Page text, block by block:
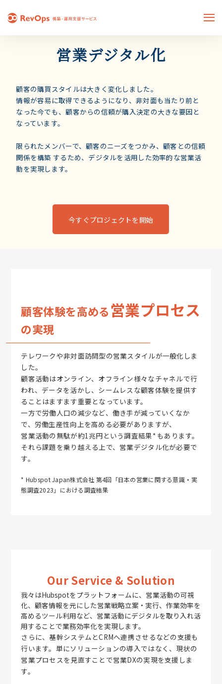
営業デジタル化
顧客の購買スタイルは大きく変化しました。
情報が容易に取得できるようになり、非対面も当たり前と
なった今でも、顧客からの信頼が購入決定の大きな要因と
なっています。
限られたメンバーで、顧客のニーズをつかみ、顧客との信頼
関係を構築 するため、デジタルを活用した効率的な営業活
動を実現します。
今すぐプロジェクトを開始
顧客体験を高める営業プロセス
の実現
テレワークや非対面訪問型の営業スタイルが一般化しま
した。
顧客活動はオンライン、オフライン様々なチャネルで行
われ、データを活かし、シームレスな顧客体験を提供す
ることはますます重要となっています。
一方で労働人口の減少など、働き手が減っていくなか
で、労働生産性向上を高める必要がありますが、
営業活動の無駄が約1兆円という調査結果* もあります。
それら課題を乗り越える上で、営業デジタル化が必要で
す。
* Hubspot Japan株式会社 第4回「日本の営業に関する意識・実
態調査2023」における調査結果
Our Service & Solution
我々はHubspotをプラットフォームに、営業活動の可視
化、顧客情報を元にした営業戦略立案・実行、作業効率を
高めるツール利用など、営業活動にデジタルを取り入れ活
用することで業務効率化を実現します。
さらに、基幹システムとCRMへ連携させるなどの支援も
行います。単にソリューションの導入ではなく、現状の
営業プロセスを見直すことで営業DXの実現を支援しま
す。